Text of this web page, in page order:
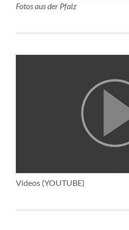
Fotos aus der Pfalz
Videos (YOUTUBE)